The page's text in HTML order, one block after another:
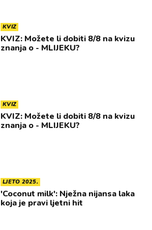
KVIZ
KVIZ: Možete li dobiti 8/8 na kvizu
znanja o - MLIJEKU?
KVIZ
KVIZ: Možete li dobiti 8/8 na kvizu
znanja o - MLIJEKU?
LJETO 2025.
'Coconut milk': Nježna nijansa laka
koja je pravi ljetni hit